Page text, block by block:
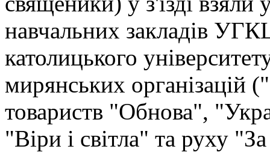
навчальних закладів
католицького
мирянських організацій
товариств "Обнова",
"Віри і світла" та руху